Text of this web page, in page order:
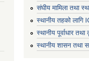
संघीय मामिला तथा
स्थानीय तहको लागि
स्थानीय पूर्वाधार
स्थानीय शासन तथा